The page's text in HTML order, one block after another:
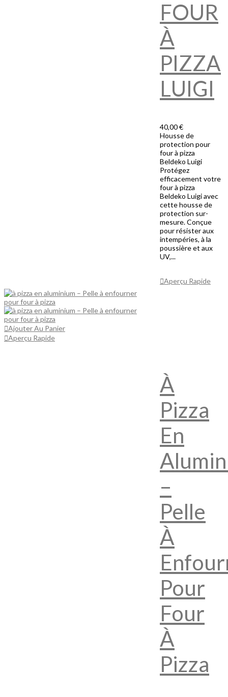
FOUR
À
PIZZA
LUIGI
40,00 €
Housse de
protection pour
four à pizza
Beldeko Luigi
Protégez
efficacement votre
four à pizza
Beldeko Luigi avec
cette housse de
protection sur-
mesure. Conçue
pour résister aux
intempéries, à la
poussière et aux
UV,...
Aperçu Rapide
Ajouter Au Panier
Aperçu Rapide
À
Pizza
En
–
Pelle
À
Pour
Four
À
Pizza